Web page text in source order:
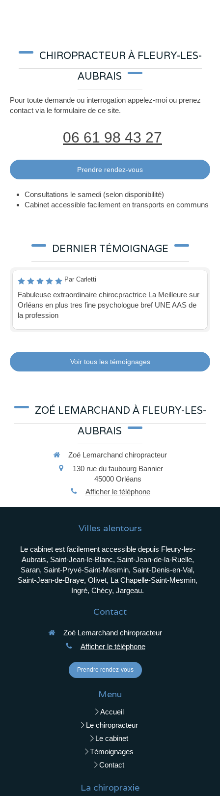
CHIROPRACTEUR À FLEURY-LES-
AUBRAIS
Pour toute demande ou interrogation appelez-moi ou prenez
contact via le formulaire de ce site.
06 61 98 43 27
Prendre rendez-vous
Consultations le samedi (selon disponibilité)
Cabinet accessible facilement en transports en communs
DERNIER TÉMOIGNAGE
Par Carletti
Fabuleuse extraordinaire chirocpractrice La Meilleure sur
Orléans en plus tres fine psychologue bref UNE AAS de
la profession
Voir tous les témoignages
ZOÉ LEMARCHAND À FLEURY-LES-
AUBRAIS
Zoé Lemarchand chiropracteur
130 rue du faubourg Bannier
45000 Orléans
Afficher le téléphone
Villes alentours
Le cabinet est facilement accessible depuis Fleury-les-
Aubrais, Saint-Jean-le-Blanc, Saint-Jean-de-la-Ruelle,
Saran, Saint-Pryvé-Saint-Mesmin, Saint-Denis-en-Val,
Saint-Jean-de-Braye, Olivet, La Chapelle-Saint-Mesmin,
Ingré, Chécy, Jargeau.
Contact
Zoé Lemarchand chiropracteur
Afficher le téléphone
Prendre rendez-vous
Menu
Accueil
Le chiropracteur
Le cabinet
Témoignages
Contact
La chiropraxie